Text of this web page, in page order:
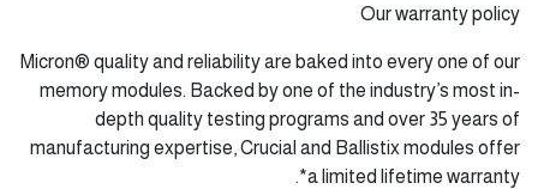
Our warranty policy
Micron® quality and reliability are baked into every one of our
memory modules. Backed by one of the industry’s most in-
depth quality testing programs and over 35 years of
manufacturing expertise, Crucial and Ballistix modules offer
a limited lifetime warranty*.